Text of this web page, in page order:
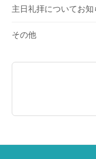
主日礼拝についてお知
その他